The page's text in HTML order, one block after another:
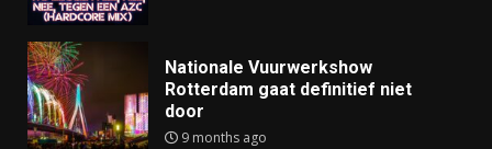
Nationale Vuurwerkshow
Rotterdam gaat definitief niet
door
9 months ago